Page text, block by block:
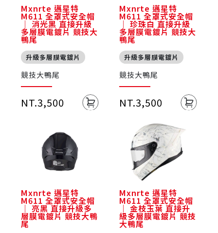
Mxnrte 邁星特
M611 全罩式安全帽
｜ 消光黑 直接升級
多層膜電鍍片 競技大
鴨尾
升級多層膜電鍍片
競技大鴨尾
NT.3,500
Mxnrte 邁星特
M611 全罩式安全帽
｜ 珍珠白 直接升級
多層膜電鍍片 競技大
鴨尾
升級多層膜電鍍片
競技大鴨尾
NT.3,500
Mxnrte 邁星特
M611 全罩式安全帽
｜ 亮黑 直接升級多
層膜電鍍片 競技大鴨
尾
Mxnrte 邁星特
M611 全罩式安全帽
｜ 金枝玉葉 直接升
級多層膜電鍍片 競技
大鴨尾